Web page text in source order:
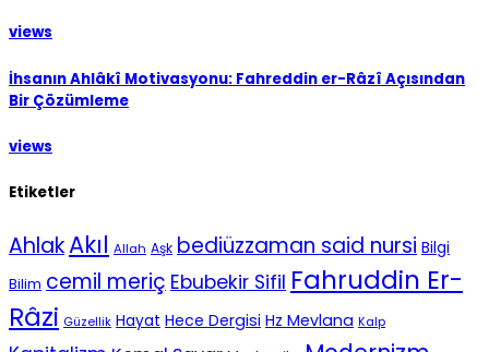
views
İhsanın Ahlâkî Motivasyonu: Fahreddin er-Râzî Açısından
Bir Çözümleme
views
Etiketler
AhlakAkıl Allah Aşk bediüzzaman said nursi Bilgi
Bilim cemil meriç Ebubekir Sifil Fahruddin Er-
Râzi Güzellik Hayat Hece Dergisi Hz Mevlana Kalp